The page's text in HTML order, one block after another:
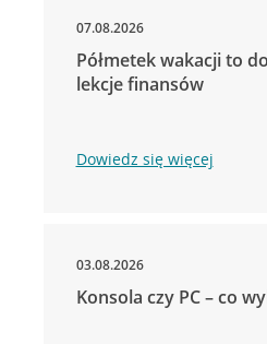
07.08.2026
Półmetek wakacji to
lekcje finansów
Dowiedz się więcej
03.08.2026
Konsola czy PC – co